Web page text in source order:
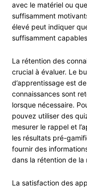
avec le matériel ou
suffisamment
élevé peut indiquer
suffisamment
La rétention des
crucial à évaluer. Le
d’apprentissage est
connaissances sont
lorsque nécessaire.
pouvez utiliser des
mesurer le rappel et
les résultats pré-
fournir des
dans la rétention de la
La satisfaction des